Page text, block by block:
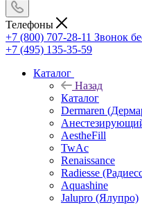
Телефоны
+7 (800) 707-28-11 Звонок
+7 (495) 135-35-59
Каталог
Назад
Каталог
Dermaren
AestheFill
TwAc
Renaissance
Radiesse
Aquashine
Jalupro (Ялупро)